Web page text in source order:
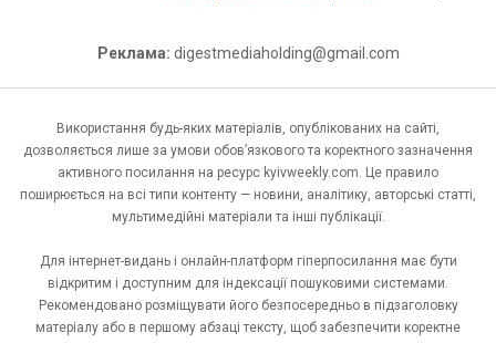
Реклама: digestmediaholding@gmail.com
Використання будь-яких матеріалів, опублікованих на сайті,
дозволяється лише за умови обов’язкового та коректного зазначення
активного посилання на ресурс kyivweekly.com. Це правило
поширюється на всі типи контенту — новини, аналітику, авторські статті,
мультимедійні матеріали та інші публікації.
Для інтернет-видань і онлайн-платформ гіперпосилання має бути
відкритим і доступним для індексації пошуковими системами.
Рекомендовано розміщувати його безпосередньо в підзаголовку
матеріалу або в першому абзаці тексту, щоб забезпечити коректне